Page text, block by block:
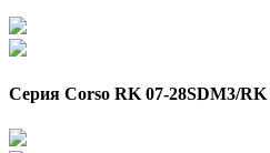
Серия Corso RK 07-28SDM3/RK